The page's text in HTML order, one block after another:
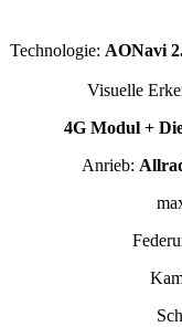
Technologie: AONavi
Visuelle
4G Modul +
Anrieb: